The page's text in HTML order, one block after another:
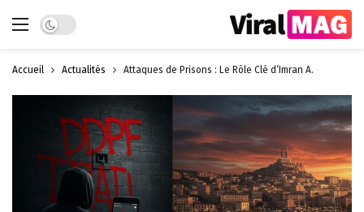
Dark mode
Accueil Actualités Attaques de Prisons : Le Rôle Clé d’Imran A.